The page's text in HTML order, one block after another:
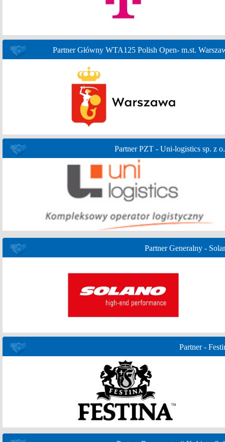
Partner Główny WTA125 Polish Open- m.st.
Partner PZT - Uni-logistics sp. z
Partner Generalny -
Partner -